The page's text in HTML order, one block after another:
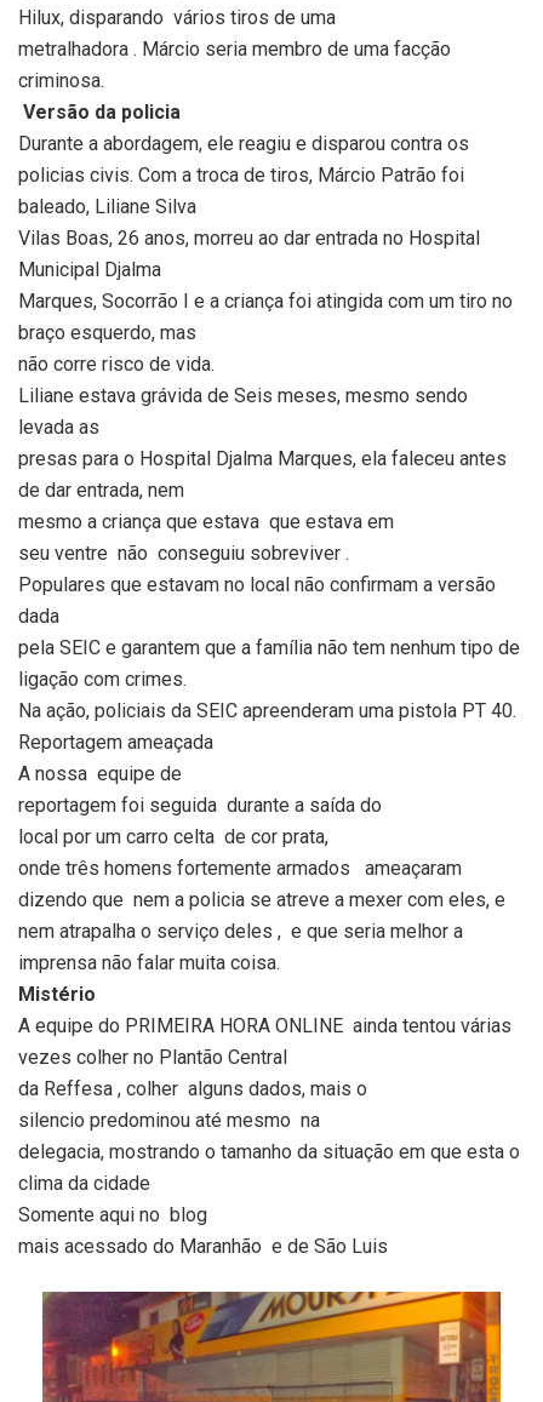
Hilux, disparando vários tiros de uma
metralhadora . Márcio seria membro de uma facção
criminosa.
Versão da policia
Durante a abordagem, ele reagiu e disparou contra os
policias civis. Com a troca de tiros, Márcio Patrão foi
baleado, Liliane Silva
Vilas Boas, 26 anos, morreu ao dar entrada no Hospital
Municipal Djalma
Marques, Socorrão I e a criança foi atingida com um tiro no
braço esquerdo, mas
não corre risco de vida.
Liliane estava grávida de Seis meses, mesmo sendo
levada as
presas para o Hospital Djalma Marques, ela faleceu antes
de dar entrada, nem
mesmo a criança que estava que estava em
seu ventre não conseguiu sobreviver .
Populares que estavam no local não confirmam a versão
dada
pela SEIC e garantem que a família não tem nenhum tipo de
ligação com crimes.
Na ação, policiais da SEIC apreenderam uma pistola PT 40.
Reportagem ameaçada
A nossa equipe de
reportagem foi seguida durante a saída do
local por um carro celta de cor prata,
onde três homens fortemente armados
ameaçaram
dizendo que nem a policia se atreve a mexer com eles, e
nem atrapalha o serviço deles , e que seria melhor a
imprensa não falar muita coisa.
Mistério
A equipe do PRIMEIRA HORA ONLINE ainda tentou várias
vezes colher no Plantão Central
da Reffesa , colher alguns dados, mais o
silencio predominou até mesmo na
delegacia, mostrando o tamanho da situação em que esta o
clima da cidade
Somente aqui no blog
mais acessado do Maranhão e de São Luis